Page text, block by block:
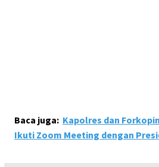
Baca juga: Kapolres dan
Ikuti Zoom Meeting dengan